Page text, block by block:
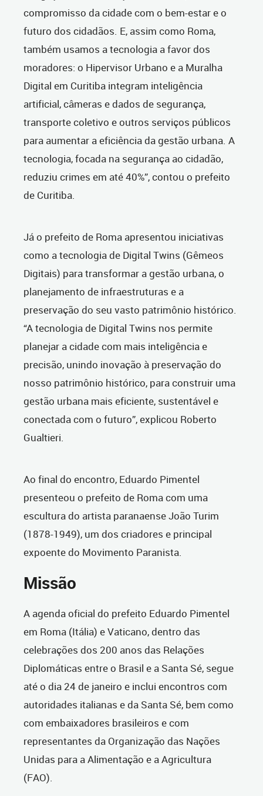
compromisso da cidade com o bem-estar e o
futuro dos cidadãos. E, assim como Roma,
também usamos a tecnologia a favor dos
moradores: o Hipervisor Urbano e a Muralha
Digital em Curitiba integram inteligência
artificial, câmeras e dados de segurança,
transporte coletivo e outros serviços públicos
para aumentar a eficiência da gestão urbana. A
tecnologia, focada na segurança ao cidadão,
reduziu crimes em até 40%”, contou o prefeito
de Curitiba.
Já o prefeito de Roma apresentou iniciativas
como a tecnologia de Digital Twins (Gêmeos
Digitais) para transformar a gestão urbana, o
planejamento de infraestruturas e a
preservação do seu vasto patrimônio histórico.
“A tecnologia de Digital Twins nos permite
planejar a cidade com mais inteligência e
precisão, unindo inovação à preservação do
nosso patrimônio histórico, para construir uma
gestão urbana mais eficiente, sustentável e
conectada com o futuro”, explicou Roberto
Gualtieri.
Ao final do encontro, Eduardo Pimentel
presenteou o prefeito de Roma com uma
escultura do artista paranaense João Turim
(1878-1949), um dos criadores e principal
expoente do Movimento Paranista.
Missão
A agenda oficial do prefeito Eduardo Pimentel
em Roma (Itália) e Vaticano, dentro das
celebrações dos 200 anos das Relações
Diplomáticas entre o Brasil e a Santa Sé, segue
até o dia 24 de janeiro e inclui encontros com
autoridades italianas e da Santa Sé, bem como
com embaixadores brasileiros e com
representantes da Organização das Nações
Unidas para a Alimentação e a Agricultura
(FAO).